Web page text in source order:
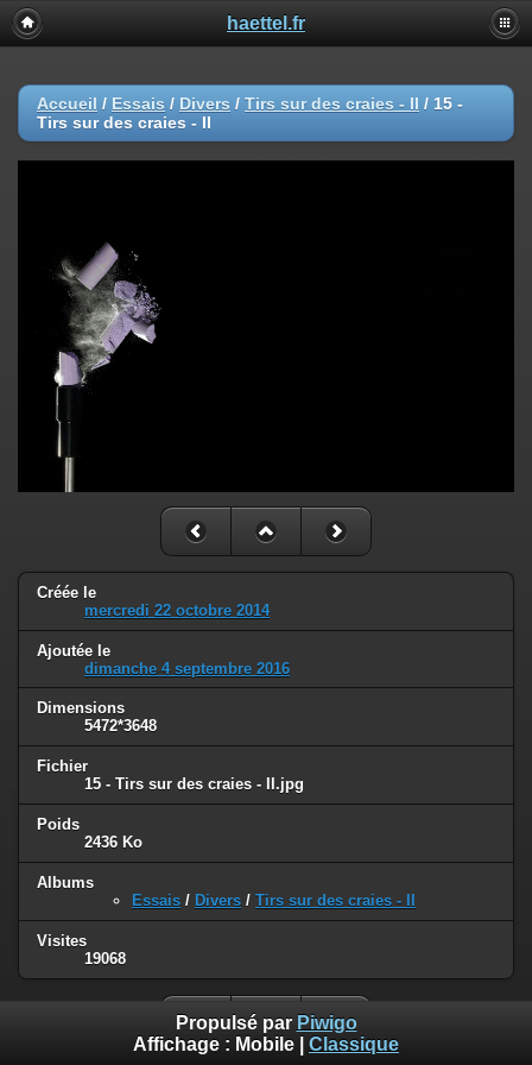
haettel.fr
Accueil / Essais / Divers / Tirs sur des craies - II / 15 -
Tirs sur des craies - II
Créée le
mercredi 22 octobre 2014
Ajoutée le
dimanche 4 septembre 2016
Dimensions
5472*3648
Fichier
15 - Tirs sur des craies - II.jpg
Poids
2436 Ko
Albums
Essais / Divers / Tirs sur des craies - II
Visites
19068
Propulsé par Piwigo
Affichage : Mobile Classique